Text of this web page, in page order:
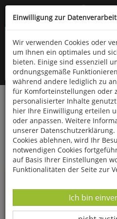
Kompletten Head der Seite
oder (06766)
Startseite Informationen
Uppps...
Sie sind
haben zu öffnen, gibt es
Einwilligung zur
Wir verwenden Cookies oder
um Ihnen ein optimales und
bieten. Einige sind essenziell
ordnungsgemäße
während andere lediglich zu
für Komforteinstellungen oder
personalisierter Inhalte
hier Ihre Einwilligung erteilen
oder anpassen. Weitere
unserer
Cookies ablehnen, wird Ihr
notwendigen Cookies
auf Basis Ihrer Einstellungen
Funktionalitäten der Seite zur
Ich bin